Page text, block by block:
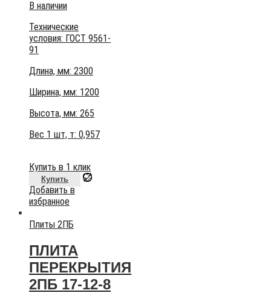
В наличии
Технические
условия: ГОСТ 9561-
91
Длина, мм: 2300
Ширина, мм: 1200
Высота, мм: 265
Вес 1 шт, т: 0,957
Купить в 1 клик
Купить
Добавить в
избранное
Плиты 2ПБ
ПЛИТА
ПЕРЕКРЫТИЯ
2ПБ 17-12-8